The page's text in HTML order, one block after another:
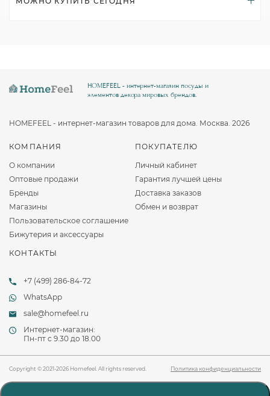
КОМПАНИЯ
О компании
Оптовые продажи
Бренды
Магазины
Пользовательское соглашение
Бижутерия и аксессуары
ПОКУПАТЕЛЮ
Личный кабинет
Гарантия лучшей цены
Доставка заказов
Обмен и возврат
КОНТАКТЫ
+7 (499) 286-84-72
WhatsApp
sale@homefeel.ru
Интернет-магазин:
Пн-пт c 9.30 до 18.00
HOMEFEEL - интернет-магазин посуды и
элементов декора мировых брендов.
HOMEFEEL - интернет-магазин товаров для дома. Москва. 2026
Copyright © 2021-2026 Homefeel. All rights reserved. Политика конфиденциальности